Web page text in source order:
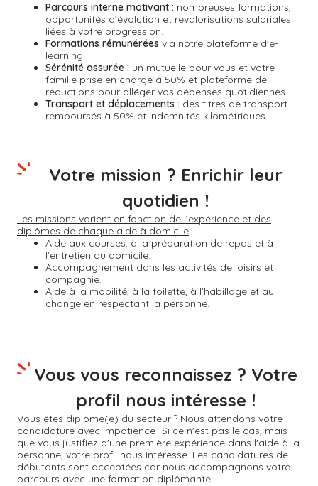
Parcours interne motivant : nombreuses formations,
opportunités d’évolution et revalorisations salariales
liées à votre progression.
Formations rémunérées via notre plateforme d'e-
learning.
Sérénité assurée : un mutuelle pour vous et votre
famille prise en charge à 50% et plateforme de
réductions pour alléger vos dépenses quotidiennes.
Transport et déplacements : des titres de transport
remboursés à 50% et indemnités kilométriques.
Les missions varient en fonction de l’expérience et des
diplômes de chaque aide à domicile
Aide aux courses, à la préparation de repas et à
l’entretien du domicile.
Accompagnement dans les activités de loisirs et
compagnie.
Aide à la mobilité, à la toilette, à l’habillage et au
change en respectant la personne.
Votre mission ? Enrichir leur
quotidien !
Vous êtes diplômé(e) du secteur ? Nous attendons votre
candidature avec impatience ! Si ce n'est pas le cas, mais
que vous justifiez d'une première expérience dans l'aide à la
personne, votre profil nous intéresse. Les candidatures de
débutants sont acceptées car nous accompagnons votre
parcours avec une formation diplômante.
Vous vous reconnaissez ? Votre
profil nous intéresse !